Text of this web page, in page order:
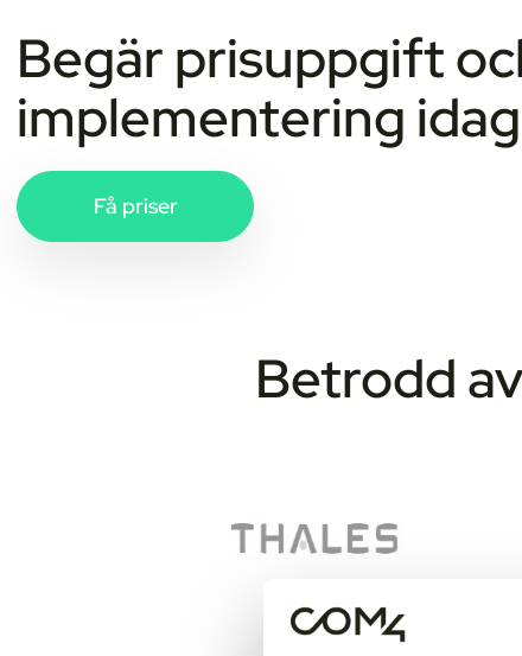
Begär prisuppgift
implementering
Få priser
Betrodd